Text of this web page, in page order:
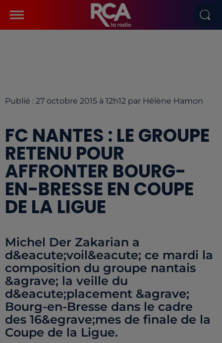
Publié : 27 octobre 2015 à 12h12 par Hélène Hamon
FC NANTES : LE GROUPE
RETENU POUR
AFFRONTER BOURG-
EN-BRESSE EN COUPE
DE LA LIGUE
Michel Der Zakarian a
d&eacute;voil&eacute; ce mardi la
composition du groupe nantais
&agrave; la veille du
d&eacute;placement &agrave;
Bourg-en-Bresse dans le cadre
des 16&egrave;mes de finale de la
Coupe de la Ligue.